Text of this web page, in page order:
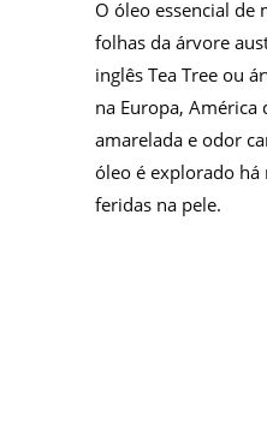
O óleo essencial de
folhas da árvore
inglês Tea Tree ou
na Europa, América
amarelada e odor
óleo é explorado
feridas na pele.